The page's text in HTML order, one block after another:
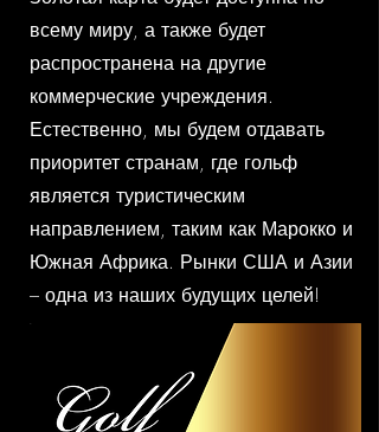
всему миру, а также будет
распространена на другие
коммерческие учреждения.
Естественно, мы будем отдавать
приоритет странам, где гольф
является туристическим
направлением, таким как Марокко и
Южная Африка. Рынки США и Азии
– одна из наших будущих целей!